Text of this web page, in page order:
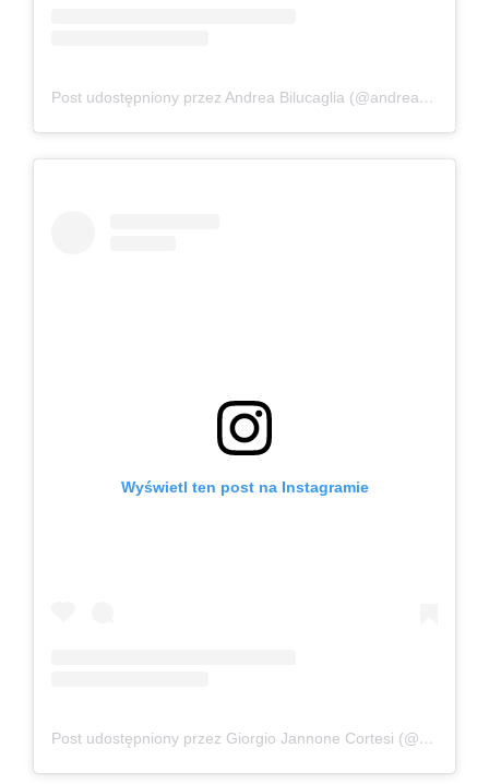
Post udostępniony przez Andrea Bilucaglia (@andreabilucaglia)
Wyświetl ten post na Instagramie
Post udostępniony przez Giorgio Jannone Cortesi (@giorgiojannone)